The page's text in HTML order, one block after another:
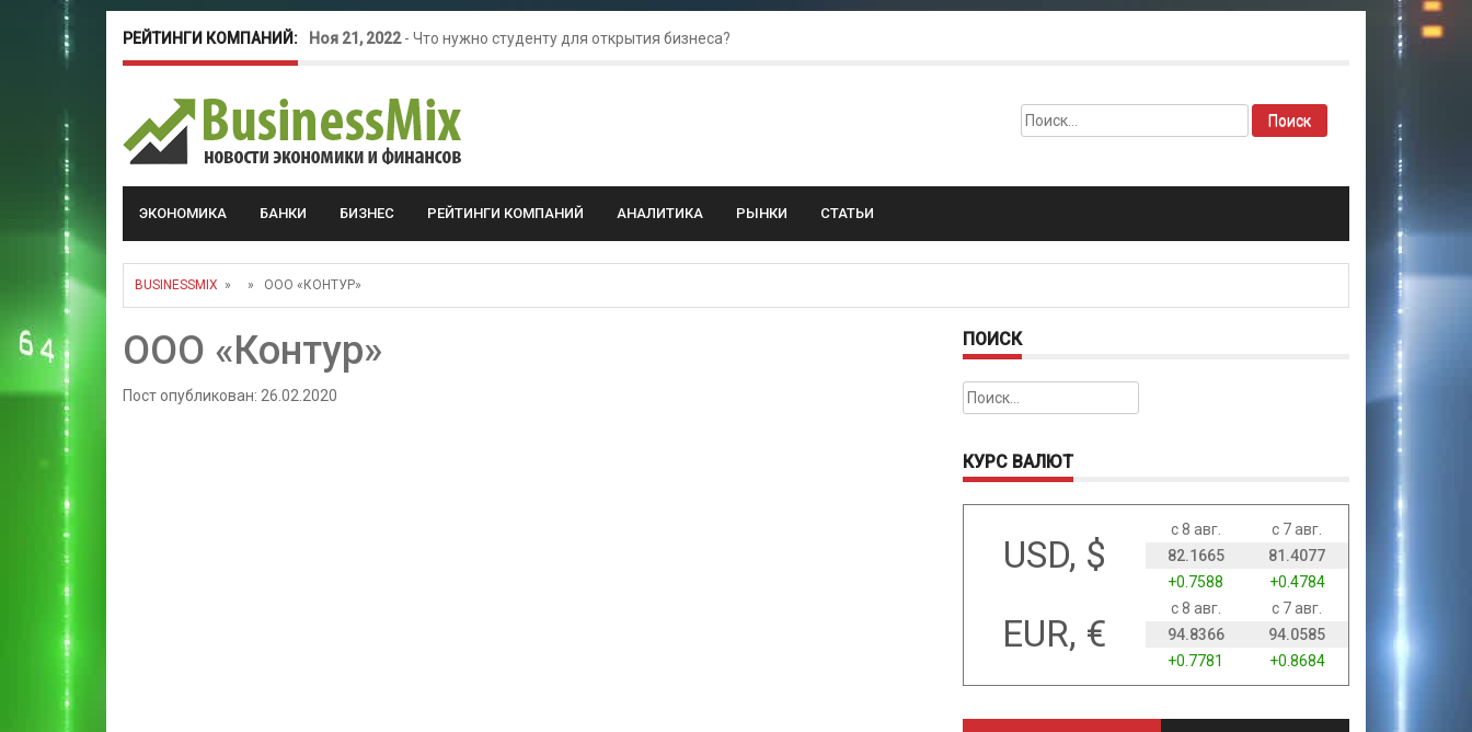
РЕЙТИНГИ КОМПАНИЙ: Ноя 21, 2022- Что нужно студенту для открытия бизнеса?
Май 16, 2022-Курсовые колебания: как защитить свой бизнес?
Найти:
ЭКОНОМИКА БАНКИ БИЗНЕС РЕЙТИНГИ КОМПАНИЙ АНАЛИТИКА РЫНКИ СТАТЬИ
BUSINESSMIX » » ООО «КОНТУР»
ООО «Контур»
Пост опубликован: 26.02.2020
ПОИСК
Найти:
КУРС ВАЛЮТ
USD, $
с 8 авг.
с 7 авг.
82.1665
81.4077
+0.7588
+0.4784
EUR, €
с 8 авг.
с 7 авг.
94.8366
94.0585
+0.7781
+0.8684